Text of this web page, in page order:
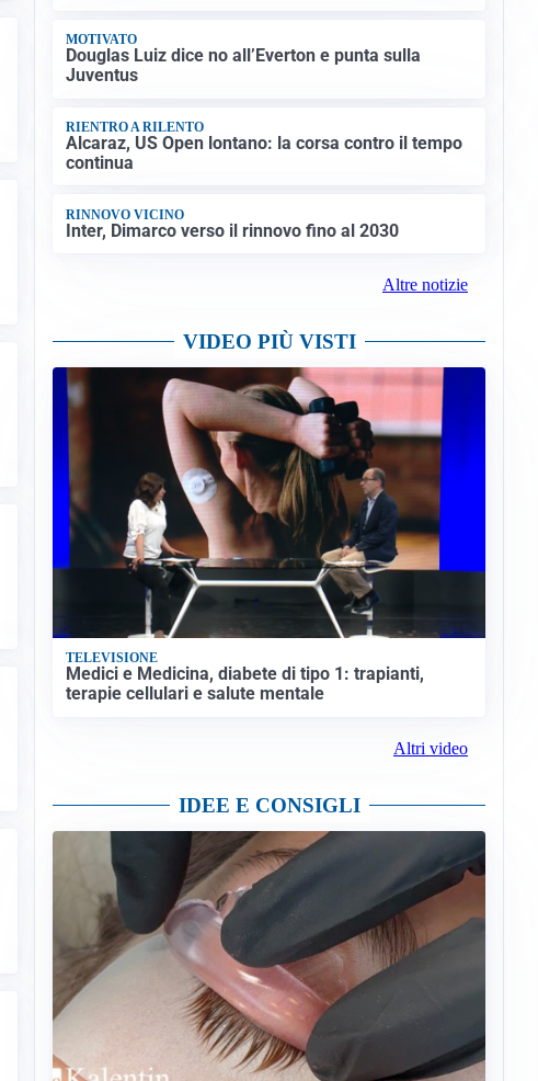
MOTIVATO
Douglas Luiz dice no all’Everton e punta sulla
Juventus
RIENTRO A RILENTO
Alcaraz, US Open lontano: la corsa contro il tempo
continua
RINNOVO VICINO
Inter, Dimarco verso il rinnovo fino al 2030
Altre notizie
VIDEO PIÙ VISTI
TELEVISIONE
Medici e Medicina, diabete di tipo 1: trapianti,
terapie cellulari e salute mentale
Altri video
IDEE E CONSIGLI